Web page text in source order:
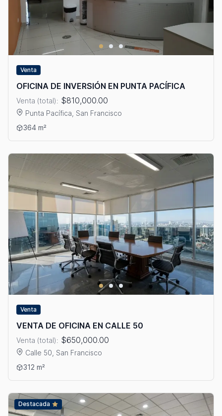
Venta
OFICINA DE INVERSIÓN EN PUNTA PACÍFICA
Venta (total): $810,000.00
Punta Pacífica, San Francisco
Ver detalles: OFICINA DE INVERSIÓN EN PUNTA PACÍFICA
364 m²
Venta
VENTA DE OFICINA EN CALLE 50
Venta (total): $650,000.00
Calle 50, San Francisco
Ver detalles: VENTA DE OFICINA EN CALLE 50
312 m²
Destacada